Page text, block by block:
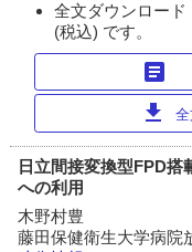
全文ダウンロード
(税込) です。
article
download
日立間接変換型FPD
への利用
木野村豊
藤田保健衛生大学病院